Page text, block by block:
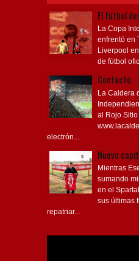
El fútbol
La Copa
enfrentó en
Liverpool
de fútbol
Contacto
La Caldera
al Rojo
electrón...
Nuevo
Mientras
sumando
en el
sus últimas
repatriar...